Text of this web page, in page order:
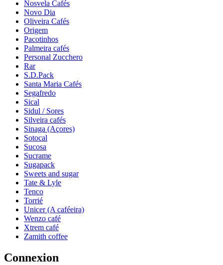
Nosvela Cafés
Novo Dia
Oliveira Cafés
Origem
Pacotinhos
Palmeira cafés
Personal Zucchero
Rar
S.D.Pack
Santa Maria Cafés
Segafredo
Sical
Sidul / Sores
Silveira cafés
Sinaga (Açores)
Sotocal
Sucosa
Sucrame
Sugapack
Sweets and sugar
Tate & Lyle
Tenco
Torrié
Unicer (A caféeira)
Wenzo café
Xtrem café
Zamith coffee
Connexion